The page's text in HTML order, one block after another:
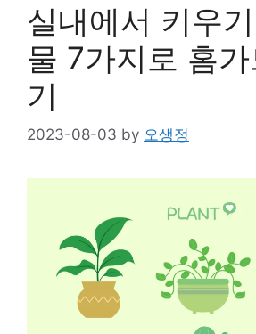
실내에서 키우
물 7가지로 홈
기
2023-08-03 by 오생정